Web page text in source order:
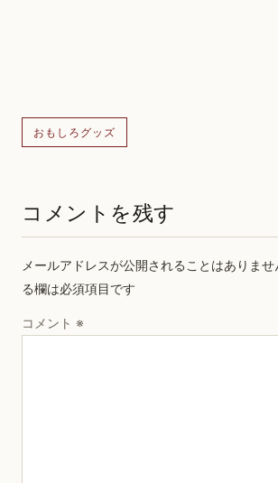
おもしろグッズ
コメントを残す
メールアドレスが公開されることはありませ
る欄は必須項目です
コメント ※